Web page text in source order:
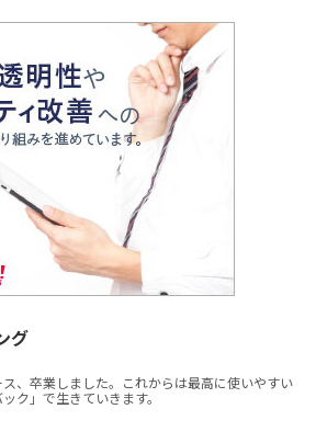
グ
、卒業しました。これからは最高に使いやすい
ック」で生きていきます。